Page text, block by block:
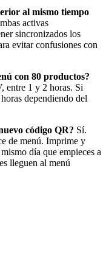
al mismo tiempo
activas
sincronizados los
evitar confusiones con
con 80 productos?
entre 1 y 2 horas. Si
dependiendo del
código QR? Sí.
de menú. Imprime y
día que empieces a
lleguen al menú